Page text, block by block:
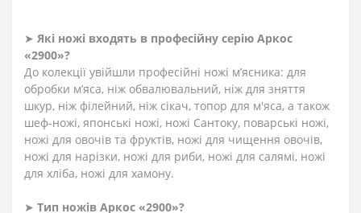
➤ Які ножі входять в професійну серію Аркос
«2900»?
До колекції увійшли професійні ножі м’ясника: для
обробки м’яса, ніж обвалювальний, ніж для зняття
шкур, ніж філейний, ніж сікач, топор для м'яса, а також
шеф-ножі, японські ножі, ножі Сантоку, поварські ножі,
ножі для овочів та фруктів, ножі для чищення овочів,
ножі для нарізки, ножі для риби, ножі для салямі, ножі
для хліба, ножі для хамону.
➤ Тип ножів Аркос «2900»?